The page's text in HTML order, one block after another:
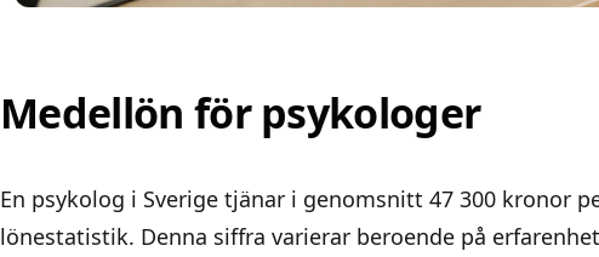
Medellön för psykologer
En psykolog i Sverige tjänar i genomsnitt 47 300 kronor
lönestatistik. Denna siffra varierar beroende på